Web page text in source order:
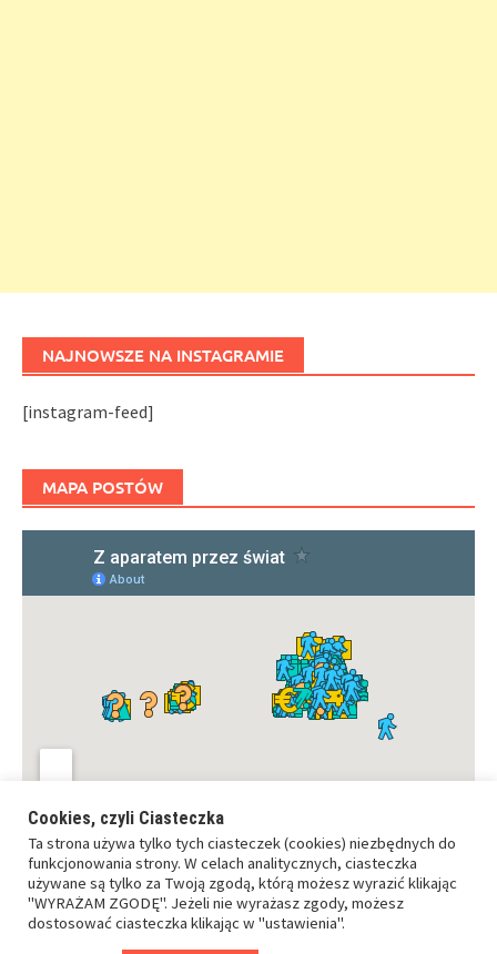
NAJNOWSZE NA INSTAGRAMIE
[instagram-feed]
MAPA POSTÓW
Cookies, czyli Ciasteczka
Ta strona używa tylko tych ciasteczek (cookies) niezbędnych do
funkcjonowania strony. W celach analitycznych, ciasteczka
używane są tylko za Twoją zgodą, którą możesz wyrazić klikając
"WYRAŻAM ZGODĘ". Jeżeli nie wyrażasz zgody, możesz
dostosować ciasteczka klikając w "ustawienia".